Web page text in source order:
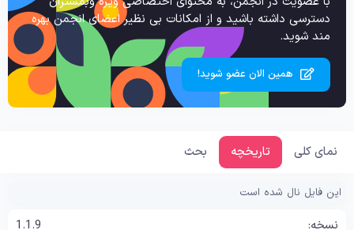
دسترسی داشته باشید و از امکانات بی نظیر اعضای انجمن بهره
مند شوید.
همین الان عضو شوید!
نمای کلی تاریخچه بحث
این فایل نال شده است
1.1.9